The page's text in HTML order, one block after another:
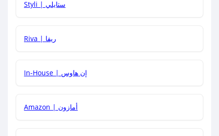
هل يمكنني جمع كود خصم مع العروض الأخرى؟
Styli | ستايلي
Riva | ريفا
In-House | إن هاوس
Amazon | أمازون